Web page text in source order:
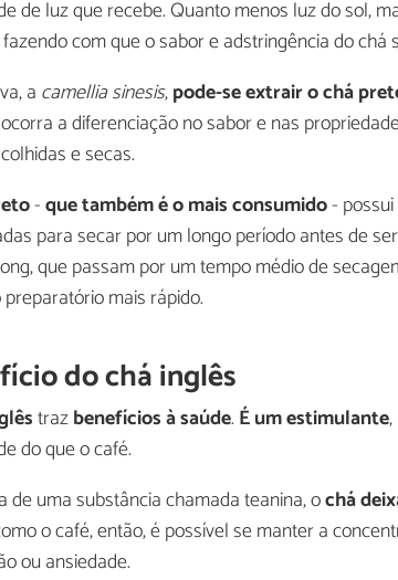
de luz que recebe. Quanto menos luz do sol,
com que o sabor e adstringência do chá
a camellia sinesis,pode-se extrair o chá
a diferenciação no sabor e nas
e secas.
-que também é o mais consumido-
para secar por um longo período antes de
que passam por um tempo médio de
mais rápido.
do chá inglês
trazbenefícios à saúde. É um estimulante,
do que o café.
de uma substância chamada teanina, ochá
o café, então, é possível se manter a
ou ansiedade.